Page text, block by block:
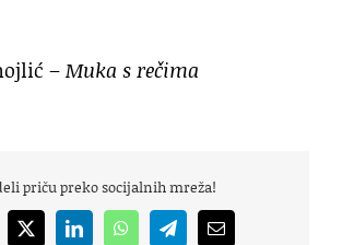
–Muka s rečima
priču preko socijalnih mreža!
X LinkedInWhatsAppTelegramEmail